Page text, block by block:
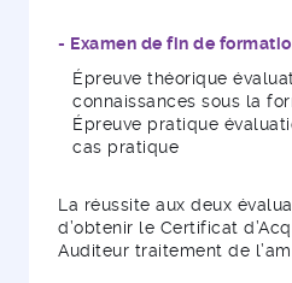
- Examen de fin de
Épreuve théorique
connaissances sous la
Épreuve pratique
cas pratique
La réussite aux deux
d’obtenir le Certificat
Auditeur traitement de